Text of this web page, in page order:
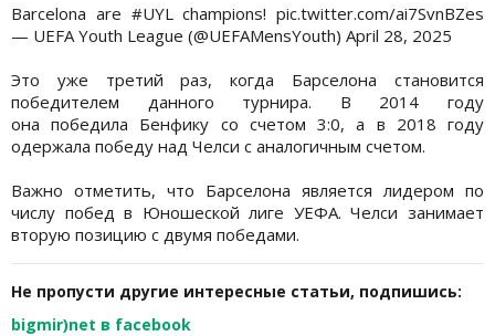
Barcelona are #UYL champions! pic.twitter.com/ai7SvnBZes
— UEFA Youth League (@UEFAMensYouth) April 28, 2025
Это уже третий раз, когда Барселона становится
победителем данного турнира. В 2014 году
она победила Бенфику со счетом 3:0, а в 2018 году
одержала победу над Челси с аналогичным счетом.
Важно отметить, что Барселона является лидером по
числу побед в Юношеской лиге УЕФА. Челси занимает
вторую позицию с двумя победами.
Не пропусти другие интересные статьи, подпишись:
bigmir)net в facebook